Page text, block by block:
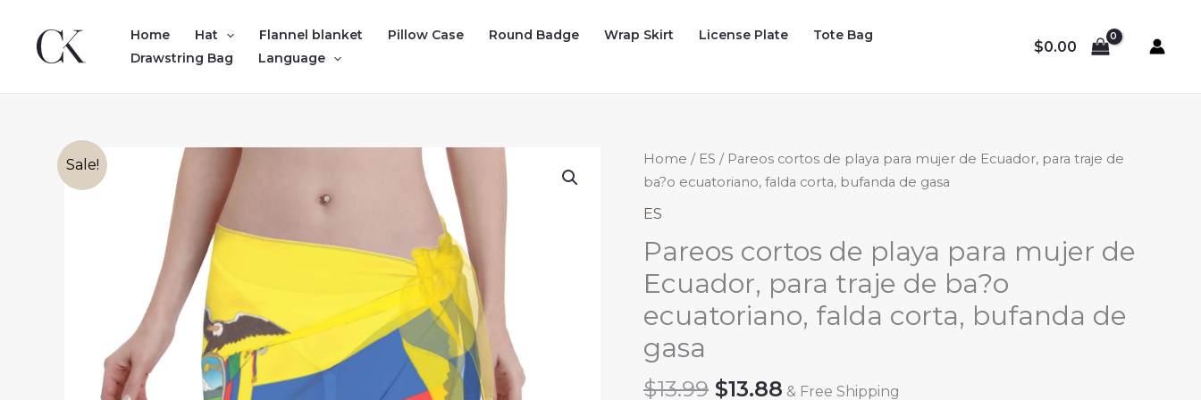
content
Home Hat Flannel blanket Pillow Case Round Badge Wrap Skirt License Plate
Tote Bag
Drawstring Bag
Language
$0.00
Sale! Home / ES / Pareos cortos de playa para mujer de Ecuador, para traje de
ba?o ecuatoriano, falda corta, bufanda de gasa
ES
Pareos cortos de playa para mujer de
Ecuador, para traje de ba?o
ecuatoriano, falda corta, bufanda de
gasa
$13.99 Original
$13.88 Current
& Free Shipping